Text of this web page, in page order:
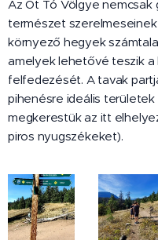
Az Öt Tó Völgye nemcsak
természet
környező hegyek
amelyek lehetővé teszik a
felfedezését. A tavak
pihenésre ideális
megkerestük az itt
piros nyugszékeket).